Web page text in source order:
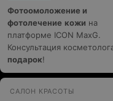
Фотоомоложение и
фотолечение кожи на
платформе ICON MaxG.
Консультация
подарок!
САЛОН КРАСОТЫ